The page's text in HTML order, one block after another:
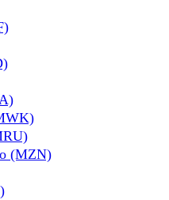
(MZN)